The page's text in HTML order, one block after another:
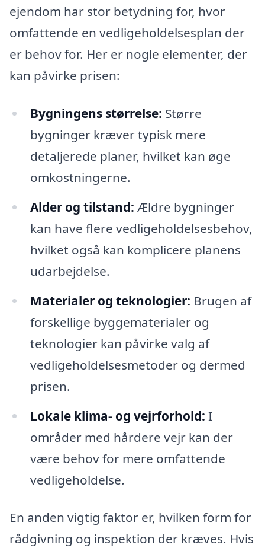
ejendom har stor betydning for, hvor
omfattende en vedligeholdelsesplan der
er behov for. Her er nogle elementer, der
kan påvirke prisen:
Bygningens størrelse: Større
bygninger kræver typisk mere
detaljerede planer, hvilket kan øge
omkostningerne.
Alder og tilstand: Ældre bygninger
kan have flere vedligeholdelsesbehov,
hvilket også kan komplicere planens
udarbejdelse.
Materialer og teknologier: Brugen af
forskellige byggematerialer og
teknologier kan påvirke valg af
vedligeholdelsesmetoder og dermed
prisen.
Lokale klima- og vejrforhold: I
områder med hårdere vejr kan der
være behov for mere omfattende
vedligeholdelse.
En anden vigtig faktor er, hvilken form for
rådgivning og inspektion der kræves. Hvis